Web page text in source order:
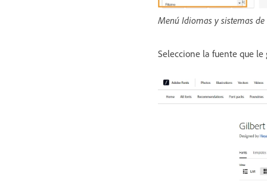
Menú Idiomas y sistemas de
Seleccione la fuente que